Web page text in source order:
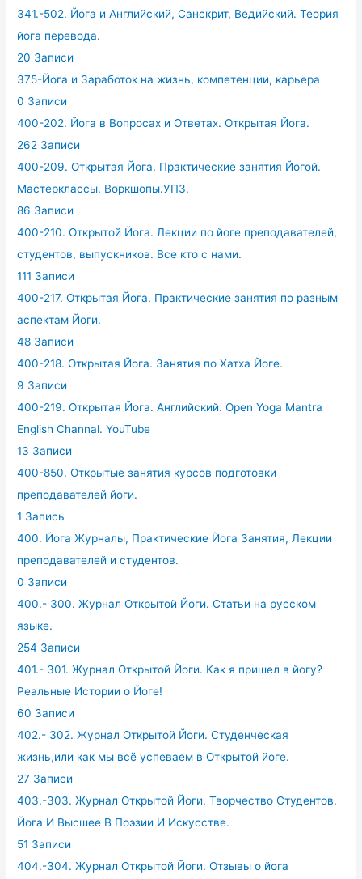
341.-502. Йога и Английский, Санскрит, Ведийский. Теория
йога перевода.
20 Записи
375-Йога и Заработок на жизнь, компетенции, карьера
0 Записи
400-202. Йога в Вопросах и Ответах. Открытая Йога.
262 Записи
400-209. Открытая Йога. Практические занятия Йогой.
Мастерклассы. Воркшопы.УПЗ.
86 Записи
400-210. Открытой Йога. Лекции по йоге преподавателей,
студентов, выпускников. Все кто с нами.
111 Записи
400-217. Открытая Йога. Практические занятия по разным
аспектам Йоги.
48 Записи
400-218. Открытая Йога. Занятия по Хатха Йоге.
9 Записи
400-219. Открытая Йога. Английский. Open Yoga Mantra
English Channal. YouTube
13 Записи
400-850. Открытые занятия курсов подготовки
преподавателей йоги.
1 Запись
400. Йога Журналы, Практические Йога Занятия, Лекции
преподавателей и студентов.
0 Записи
400.- 300. Журнал Открытой Йоги. Статьи на русском
языке.
254 Записи
401.- 301. Журнал Открытой Йоги. Как я пришел в йогу?
Реальные Истории о Йоге!
60 Записи
402.- 302. Журнал Открытой Йоги. Студенческая
жизнь,или как мы всё успеваем в Открытой йоге.
27 Записи
403.-303. Журнал Открытой Йоги. Творчество Студентов.
Йога И Высшее В Поэзии И Искусстве.
51 Записи
404.-304. Журнал Открытой Йоги. Отзывы о йога